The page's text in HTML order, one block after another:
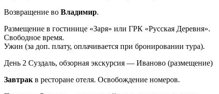
Возвращение во Владимир.
Размещение в гостинице «Заря» или ГРК «Русская Деревня».
Свободное время.
Ужин (за доп. плату, оплачивается при бронировании тура).
День 2 Суздаль, обзорная экскурсия — Иваново (размещение)
Завтрак в ресторане отеля. Освобождение номеров.